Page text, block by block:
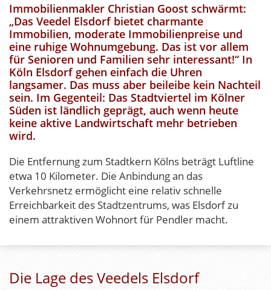
Immobilienmakler Christian Goost schwärmt:
„Das Veedel Elsdorf bietet charmante
Immobilien, moderate Immobilienpreise und
eine ruhige Wohnumgebung. Das ist vor allem
für Senioren und Familien sehr interessant!“ In
Köln Elsdorf gehen einfach die Uhren
langsamer. Das muss aber beileibe kein Nachteil
sein. Im Gegenteil: Das Stadtviertel im Kölner
Süden ist ländlich geprägt, auch wenn heute
keine aktive Landwirtschaft mehr betrieben
wird.
Die Entfernung zum Stadtkern Kölns beträgt Luftline
etwa 10 Kilometer. Die Anbindung an das
Verkehrsnetz ermöglicht eine relativ schnelle
Erreichbarkeit des Stadtzentrums, was Elsdorf zu
einem attraktiven Wohnort für Pendler macht.
Die Lage des Veedels Elsdorf